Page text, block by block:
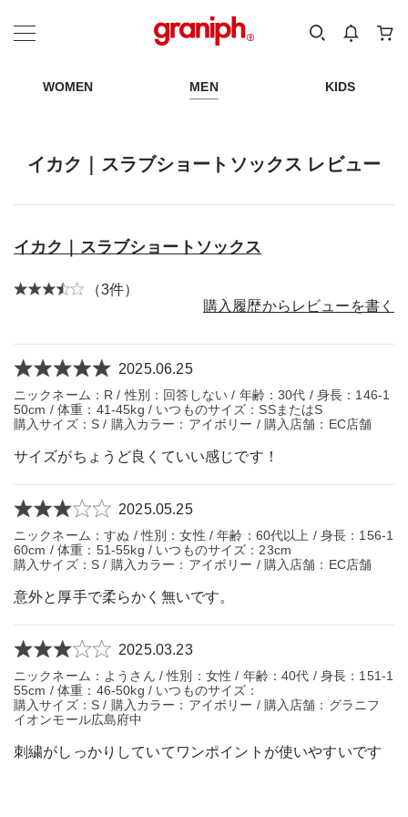
カテゴリーから探す
WOMEN MEN KIDS
イカク｜スラブショートソックス レビュー
イカク｜スラブショートソックス
（3件）
購入履歴からレビューを書く
2025.06.25
ニックネーム：R / 性別：回答しない / 年齢：30代 / 身長：146-1
50cm / 体重：41-45kg / いつものサイズ：SSまたはS
購入サイズ：S / 購入カラー：アイボリー / 購入店舗：EC店舗
サイズがちょうど良くていい感じです！
2025.05.25
ニックネーム：すぬ / 性別：女性 / 年齢：60代以上 / 身長：156-1
60cm / 体重：51-55kg / いつものサイズ：23cm
購入サイズ：S / 購入カラー：アイボリー / 購入店舗：EC店舗
意外と厚手で柔らかく無いです。
2025.03.23
ニックネーム：ようさん / 性別：女性 / 年齢：40代 / 身長：151-1
55cm / 体重：46-50kg / いつものサイズ：
購入サイズ：S / 購入カラー：アイボリー / 購入店舗：グラニフ
イオンモール広島府中
刺繍がしっかりしていてワンポイントが使いやすいです